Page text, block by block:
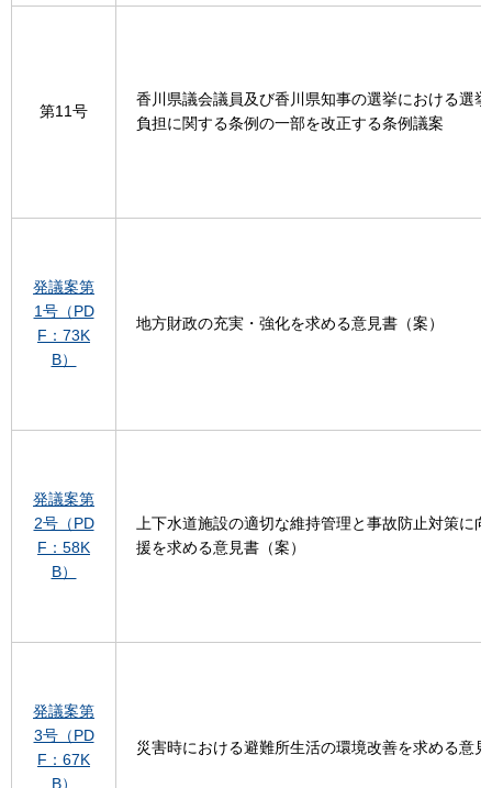
第11号
香川県議会議員及び香川県知事の選挙における選
負担に関する条例の一部を改正する条例議案
発議案第
1号（PD
F：73K
B）
地方財政の充実・強化を求める意見書（案）
発議案第
2号（PD
F：58K
B）
上下水道施設の適切な維持管理と事故防止対策に
援を求める意見書（案）
発議案第
3号（PD
F：67K
B）
災害時における避難所生活の環境改善を求める意